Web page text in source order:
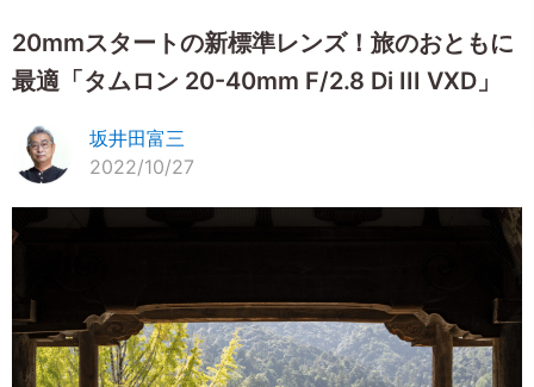
20mmスタートの新標準レンズ！旅のおともに
最適「タムロン 20-40mm F/2.8 Di III VXD」
坂井田富三
2022/10/27